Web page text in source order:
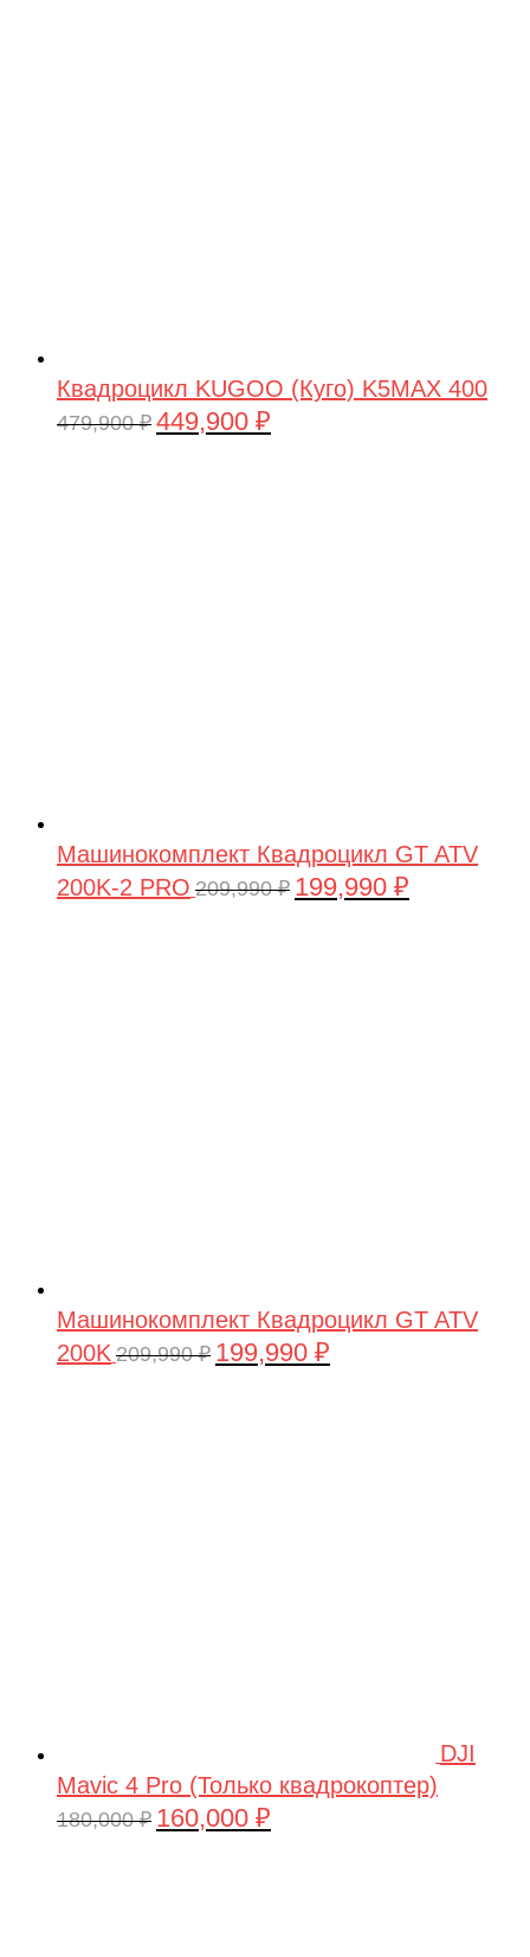
Квадроцикл KUGOO (Куго) K5MAX 400
479,900₽ Первоначальная
449,900 ₽
Машинокомплект Квадроцикл GT ATV
200K-2 PRO 209,990₽ Первоначальная
199,990 ₽
Машинокомплект Квадроцикл GT ATV
200K 209,990₽ Первоначальная
199,990 ₽
DJI
Mavic 4 Pro (Только квадрокоптер)
180,000₽ Первоначальная
160,000 ₽